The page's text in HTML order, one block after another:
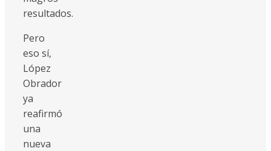
resultados.
Pero
eso sí,
López
Obrador
ya
reafirmó
una
nueva